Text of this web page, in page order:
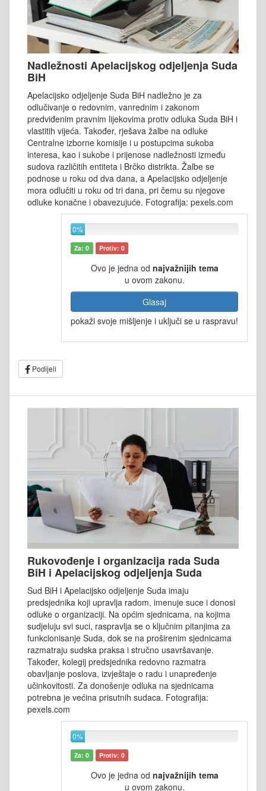
Nadležnosti Apelacijskog odjeljenja Suda
BiH
Apelacijsko odjeljenje Suda BiH nadležno je za
odlučivanje o redovnim, vanrednim i zakonom
predviđenim pravnim lijekovima protiv odluka Suda BiH i
vlastitih vijeća. Također, rješava žalbe na odluke
Centralne izborne komisije i u postupcima sukoba
interesa, kao i sukobe i prijenose nadležnosti između
sudova različitih entiteta i Brčko distrikta. Žalbe se
podnose u roku od dva dana, a Apelacijsko odjeljenje
mora odlučiti u roku od tri dana, pri čemu su njegove
odluke konačne i obavezujuće. Fotografija: pexels.com
0%
Za: 0 Protiv: 0
Ovo je jedna od najvažnijih tema
u ovom zakonu.
Glasaj
pokaži svoje mišljenje i uključi se u raspravu!
Podijeli
Rukovođenje i organizacija rada Suda
BiH i Apelacijskog odjeljenja Suda
Sud BiH i Apelacijsko odjeljenje Suda imaju
predsjednika koji upravlja radom, imenuje suce i donosi
odluke o organizaciji. Na općim sjednicama, na kojima
sudjeluju svi suci, raspravlja se o ključnim pitanjima za
funkcionisanje Suda, dok se na proširenim sjednicama
razmatraju sudska praksa i stručno usavršavanje.
Također, kolegij predsjednika redovno razmatra
obavljanje poslova, izvještaje o radu i unapređenje
učinkovitosti. Za donošenje odluka na sjednicama
potrebna je većina prisutnih sudaca. Fotografija:
pexels.com
0%
Za: 0 Protiv: 0
Ovo je jedna od najvažnijih tema
u ovom zakonu.